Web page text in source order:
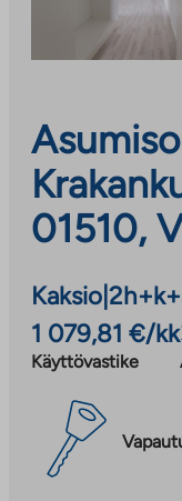
01510,
Kaksio
1 079,81 €/kk
Käyttövastike